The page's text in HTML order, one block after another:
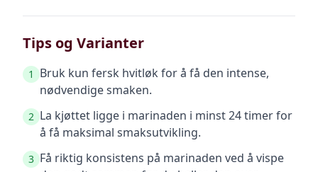
Tips og Varianter
1
Bruk kun fersk hvitløk for å få den intense,
nødvendige smaken.
2 La kjøttet ligge i marinaden i minst 24 timer for
å få maksimal smaksutvikling.
3 Få riktig konsistens på marinaden ved å vispe